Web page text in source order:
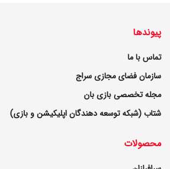
پیوندها
تماس با ما
سازمان فضای مجازی سراج
مجله تخصصی بازی بان
شتاب (شبکه توسعه دهندگان اپلیکیشن و بازی)
محصولات